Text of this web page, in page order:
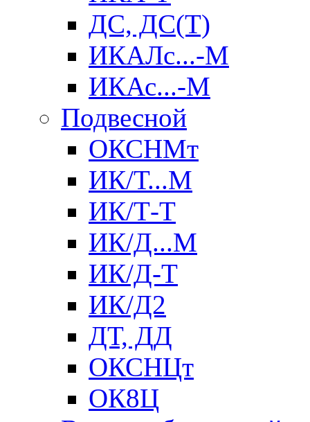
ДС, ДС(Т)
ИКАЛс...-М
ИКАс...-М
Подвесной
ОКСНМт
ИК/Т...М
ИК/Т-Т
ИК/Д...М
ИК/Д-Т
ИК/Д2
ДТ, ДД
ОКСНЦт
ОК8Ц